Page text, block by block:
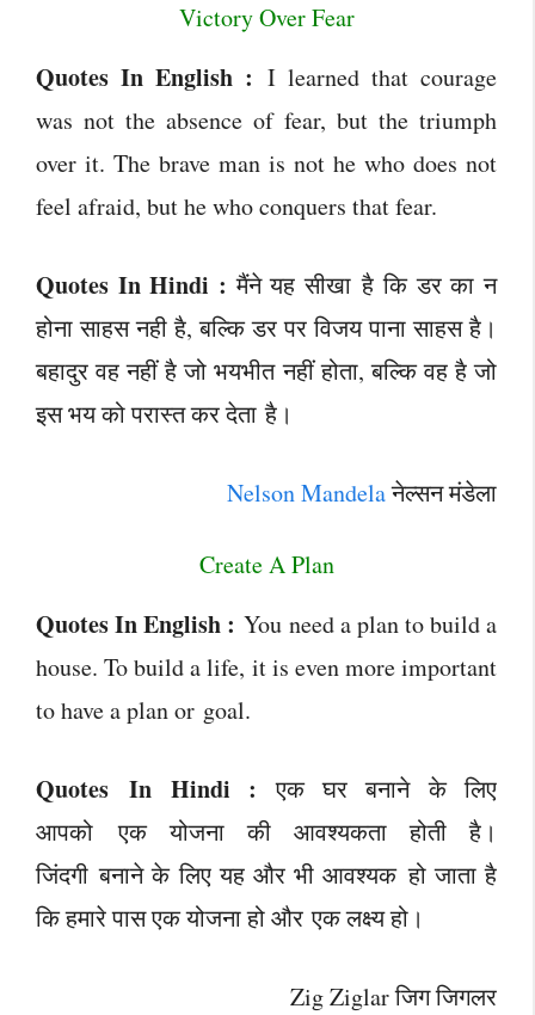
Victory Over Fear
Quotes In English : I learned that courage
was not the absence of fear, but the triumph
over it. The brave man is not he who does not
feel afraid, but he who conquers that fear.
Quotes In Hindi : मैंने यह सीखा है कि डर का न
होना साहस नही है, बल्कि डर पर विजय पाना साहस है।
बहादुर वह नहीं है जो भयभीत नहीं होता, बल्कि वह है जो
इस भय को परास्त कर देता है।
Nelson Mandelaनेल्सन मंडेला
Create A Plan
Quotes In English : You need a plan to build a
house. To build a life, it is even more important
to have a plan or goal.
Quotes In Hindi : एक घर बनाने के लिए
आपको एक योजना की आवश्यकता होती है।
जिंदगी बनाने के लिए यह और भी आवश्यक हो जाता है
कि हमारे पास एक योजना हो और एक लक्ष्य हो।
Zig Ziglar जिग जिगलर